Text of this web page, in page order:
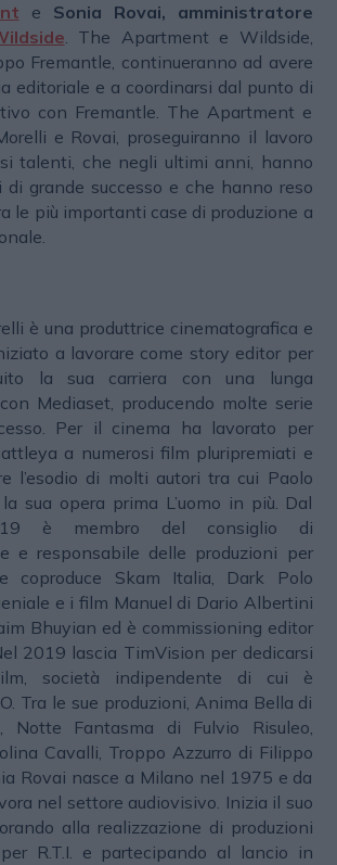
e Sonia Rovai, amministratore
. The Apartment e Wildside,
Fremantle, continueranno ad avere
editoriale e a coordinarsi dal punto di
con Fremantle. The Apartment e
e Rovai, proseguiranno il lavoro
talenti, che negli ultimi anni, hanno
grande successo e che hanno reso
le più importanti case di produzione a
è una produttrice cinematografica e
a lavorare come story editor per
la sua carriera con una lunga
Mediaset, producendo molte serie
Per il cinema ha lavorato per
a numerosi film pluripremiati e
l’esodio di molti autori tra cui Paolo
sua opera prima L’uomo in più. Dal
è membro del consiglio di
e responsabile delle produzioni per
coproduce Skam Italia, Dark Polo
e i film Manuel di Dario Albertini
Bhuyian ed è commissioning editor
2019 lascia TimVision per dedicarsi
società indipendente di cui è
Tra le sue produzioni, Anima Bella di
Notte Fantasma di Fulvio Risuleo,
Cavalli, Troppo Azzurro di Filippo
Rovai nasce a Milano nel 1975 e da
nel settore audiovisivo. Inizia il suo
alla realizzazione di produzioni
R.T.I. e partecipando al lancio in